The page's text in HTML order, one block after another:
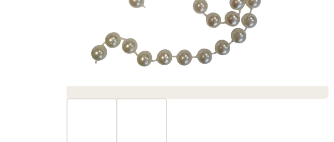
DEKORACE MÝDLOVÁ KYTICE ROMANCE
MÝDLOVÁ KYTICE LAURA
859 Kč